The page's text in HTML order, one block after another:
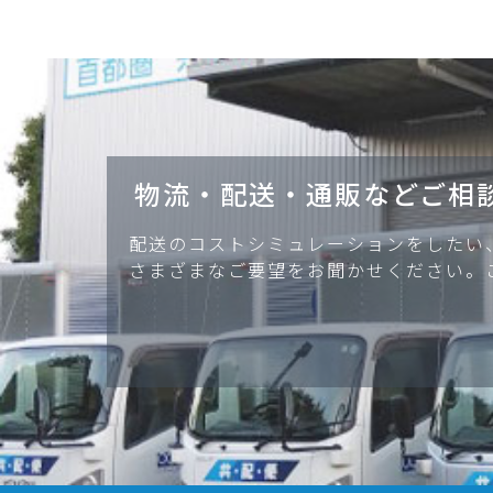
物流・配送・通販などご相
配送のコストシミュレーションをした
さまざまなご要望をお聞かせください